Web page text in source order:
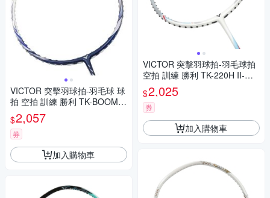
VICTOR 突擊羽球拍-羽毛球 球
拍 空拍 訓練 勝利 TK-BOOM P
RO-B 白靛藍銀
$2,057
券
加入購物車
VICTOR 突擊羽球拍-羽毛球拍
空拍 訓練 勝利 TK-220H II-M-4
U 白藍紅
$2,025
券
加入購物車